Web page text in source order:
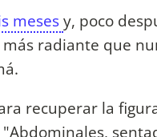
mesesy, poco
radiante que
recuperar la